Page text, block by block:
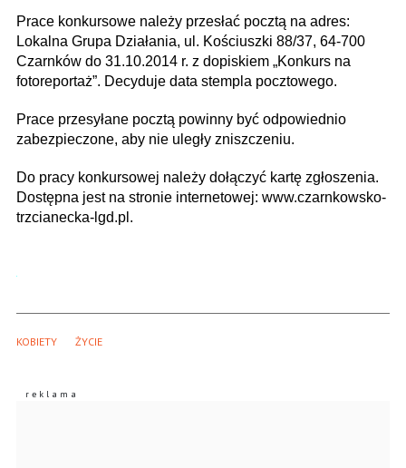
Prace konkursowe należy przesłać pocztą na adres:
Lokalna Grupa Działania, ul. Kościuszki 88/37, 64-700
Czarnków do 31.10.2014 r. z dopis­kiem „Konkurs na
fotoreportaż”. Decyduje data stempla pocztowego.
Prace przesyłane pocztą powinny być odpowiednio
zabezpieczone, aby nie uległy zniszczeniu.
Do pracy konkursowej należy dołączyć kartę zgłoszenia.
Dostępna jest na stronie internetowej: www.czarnkowsko-
trzcianecka-lgd.pl.
KOBIETY ŻYCIE